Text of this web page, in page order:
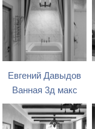
Евгений Давыдов
Ванная 3д макс